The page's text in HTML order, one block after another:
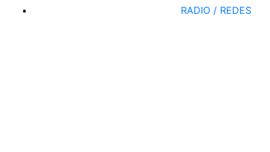
RADIO / REDES